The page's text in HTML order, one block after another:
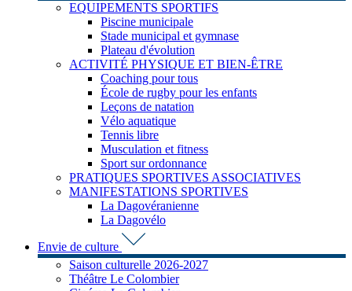
EQUIPEMENTS SPORTIFS
Piscine municipale
Stade municipal et gymnase
Plateau d'évolution
ACTIVITÉ PHYSIQUE ET BIEN-ÊTRE
Coaching pour tous
École de rugby pour les enfants
Leçons de natation
Vélo aquatique
Tennis libre
Musculation et fitness
Sport sur ordonnance
PRATIQUES SPORTIVES ASSOCIATIVES
MANIFESTATIONS SPORTIVES
La Dagovéranienne
La Dagovélo
Envie de culture
Saison culturelle 2026-2027
Théâtre Le Colombier